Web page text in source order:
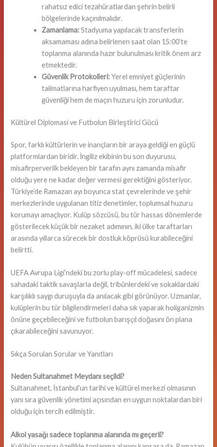
rahatsız edici tezahüratlardan şehrin belirli
bölgelerinde kaçınılmalıdır.
Zamanlama:Stadyuma yapılacak transferlerin
aksamaması adına belirlenen saat olan 15:00’te
toplanma alanında hazır bulunulması kritik önem arz
etmektedir.
Güvenlik Protokolleri:Yerel emniyet güçlerinin
talimatlarına harfiyen uyulması, hem taraftar
güvenliği hem de maçın huzuru için zorunludur.
Kültürel Diplomasi ve Futbolun Birleştirici Gücü
Spor, farklı kültürlerin ve inançların bir araya geldiği en güçlü
platformlardan biridir. İngiliz ekibinin bu son duyurusu,
misafirperverlik bekleyen bir tarafın aynı zamanda misafir
olduğu yere ne kadar değer vermesi gerektiğini gösteriyor.
Türkiye’de Ramazan ayı boyunca stat çevrelerinde ve şehir
merkezlerinde uygulanan titiz denetimler, toplumsal huzuru
korumayı amaçlıyor. Kulüp sözcüsü, bu tür hassas dönemlerde
gösterilecek küçük bir nezaket adımının, iki ülke taraftarları
arasında yıllarca sürecek bir dostluk köprüsü kurabileceğini
belirtti.
UEFA Avrupa Ligi’ndeki bu zorlu play-off mücadelesi, sadece
sahadaki taktik savaşlarla değil, tribünlerdeki ve sokaklardaki
karşılıklı saygı duruşuyla da anılacak gibi görünüyor. Uzmanlar,
kulüplerin bu tür bilgilendirmeleri daha sık yaparak holiganizmin
önüne geçebileceğini ve futbolun barışçıl doğasını ön plana
çıkarabileceğini savunuyor.
Sıkça Sorulan Sorular ve Yanıtları
Neden Sultanahmet Meydanı seçildi?
Sultanahmet, İstanbul’un tarihi ve kültürel merkezi olmasının
yanı sıra güvenlik yönetimi açısından en uygun noktalardan biri
olduğu için tercih edilmiştir.
Alkol yasağı sadece toplanma alanında mı geçerli?